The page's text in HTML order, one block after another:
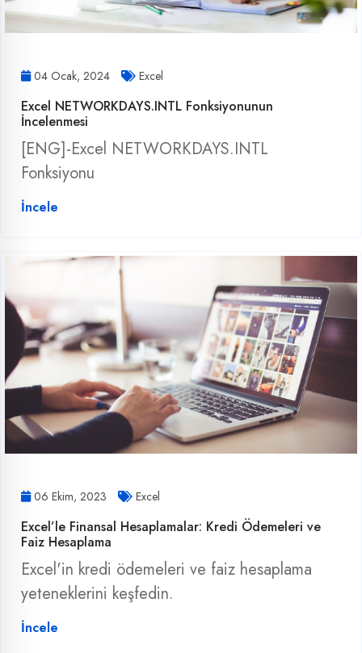
04 Ocak, 2024 Excel
Excel NETWORKDAYS.INTL Fonksiyonunun
İncelenmesi
[ENG]-Excel NETWORKDAYS.INTL
Fonksiyonu
İncele
06 Ekim, 2023 Excel
Excel’le Finansal Hesaplamalar: Kredi Ödemeleri ve
Faiz Hesaplama
Excel'in kredi ödemeleri ve faiz hesaplama
yeteneklerini keşfedin.
İncele